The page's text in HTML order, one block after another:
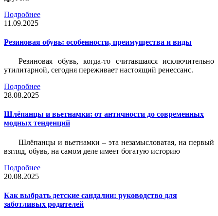
Подробнее
11.09.2025
Резиновая обувь: особенности, преимущества и виды
Резиновая обувь, когда-то считавшаяся исключительно
утилитарной, сегодня переживает настоящий ренессанс.
Подробнее
28.08.2025
Шлёпанцы и вьетнамки: от античности до современных
модных тенденций
Шлёпанцы и вьетнамки – эта незамысловатая, на первый
взгляд, обувь, на самом деле имеет богатую историю
Подробнее
20.08.2025
Как выбрать детские сандалии: руководство для
заботливых родителей